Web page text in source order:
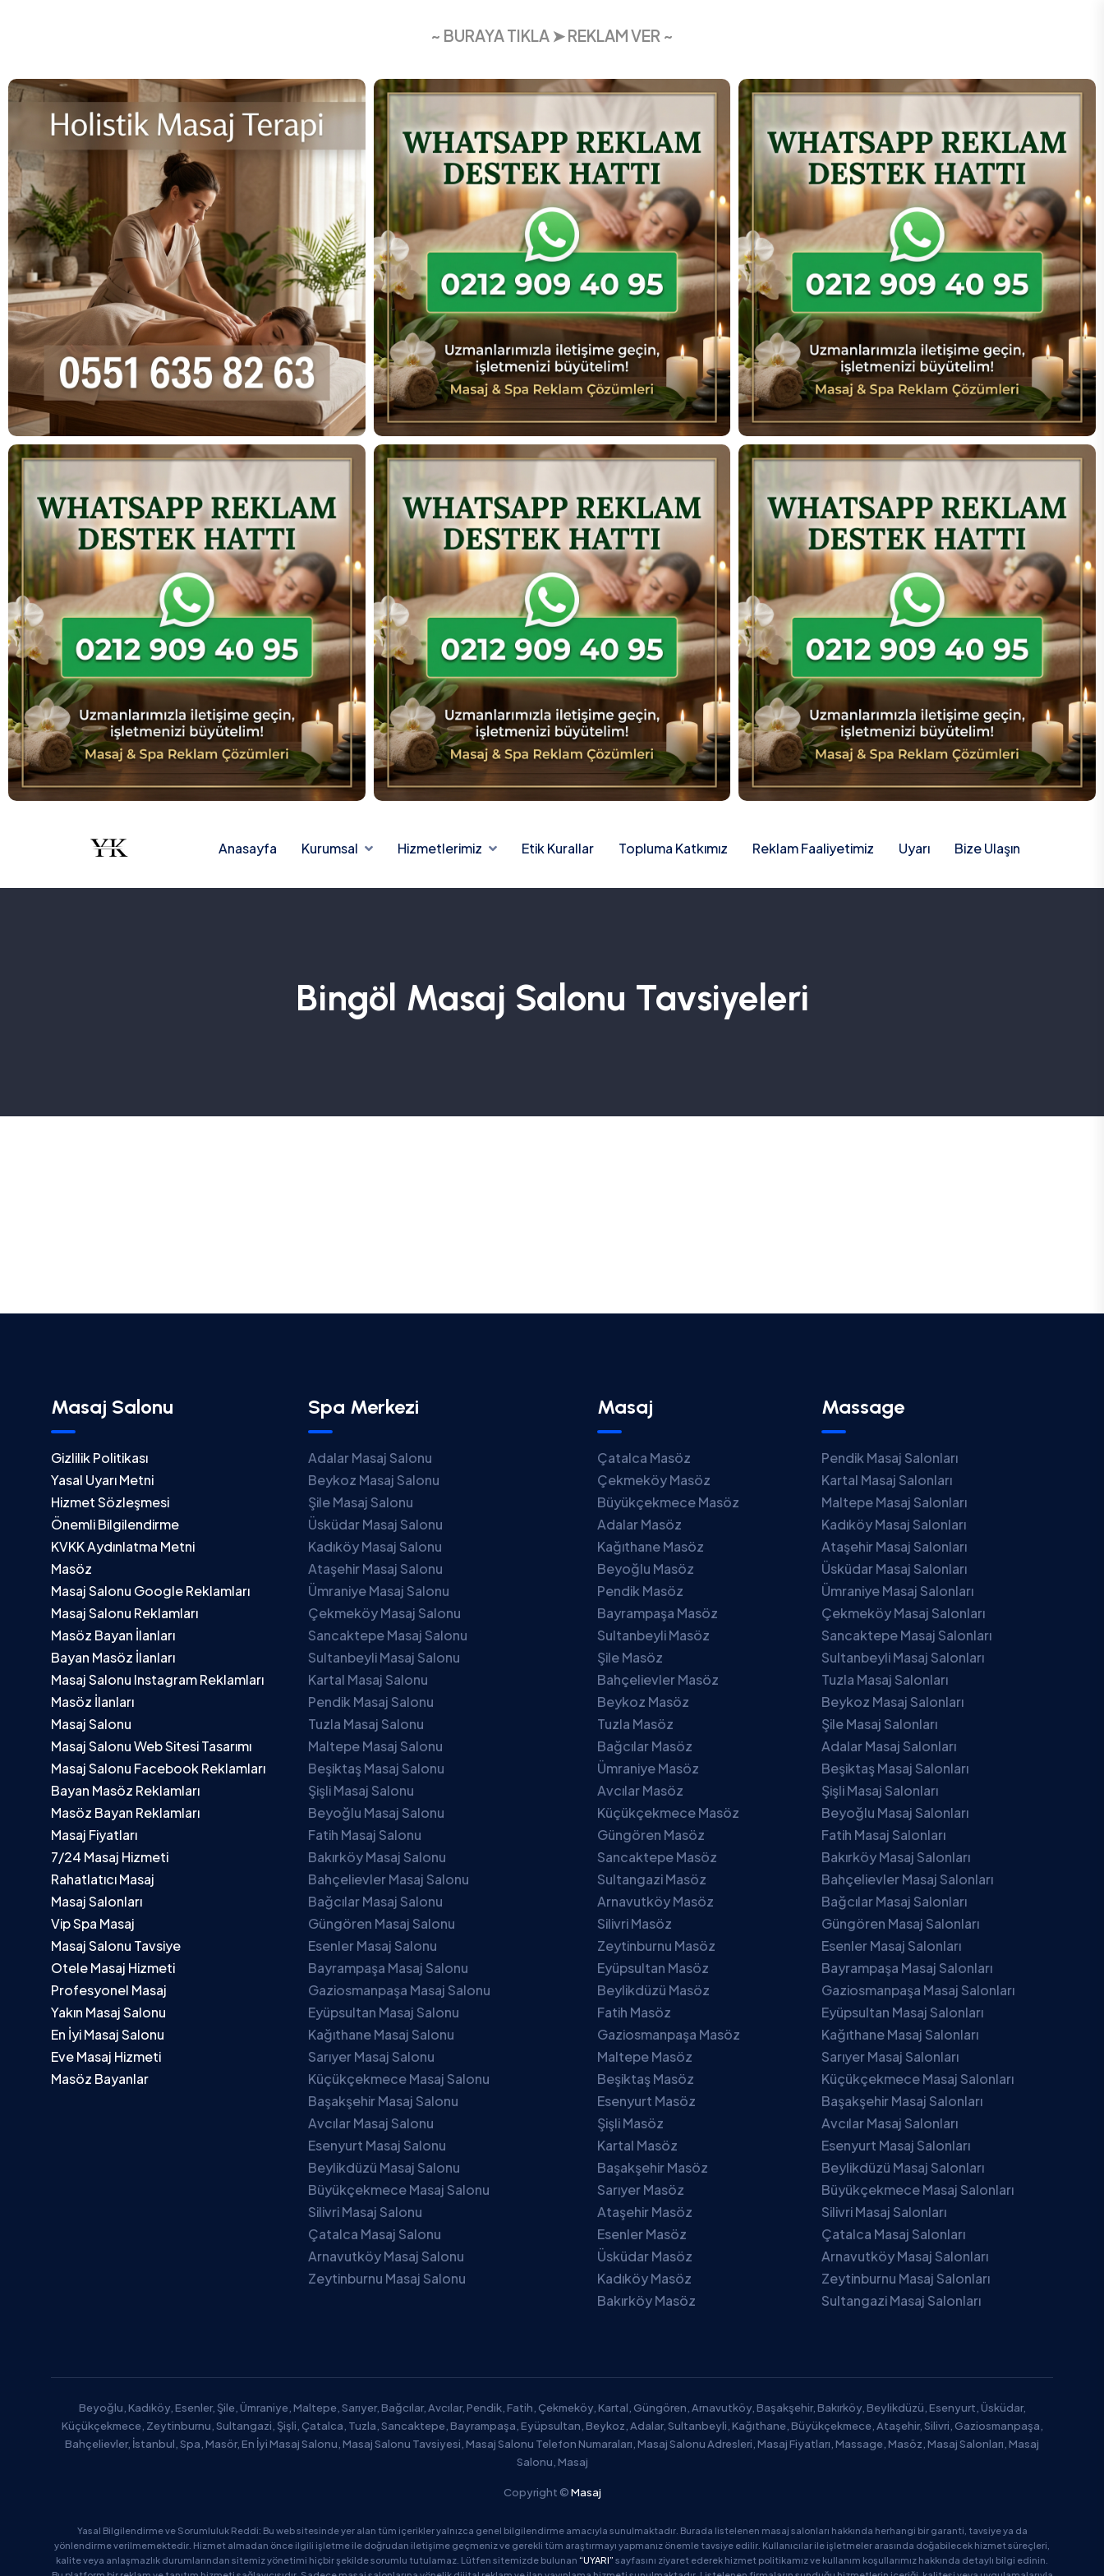
~ BURAYA TIKLA ➤ REKLAM VER ~
Anasayfa Kurumsal Hizmetlerimiz Etik Kurallar Topluma Katkımız Reklam Faaliyetimiz Uyarı Bize Ulaşın
Bingöl Masaj Salonu Tavsiyeleri
Masaj Salonu
Gizlilik Politikası
Yasal Uyarı Metni
Hizmet Sözleşmesi
Önemli Bilgilendirme
KVKK Aydınlatma Metni
Masöz
Masaj Salonu Google Reklamları
Masaj Salonu Reklamları
Masöz Bayan İlanları
Bayan Masöz İlanları
Masaj Salonu Instagram Reklamları
Masöz İlanları
Masaj Salonu
Masaj Salonu Web Sitesi Tasarımı
Masaj Salonu Facebook Reklamları
Bayan Masöz Reklamları
Masöz Bayan Reklamları
Masaj Fiyatları
7/24 Masaj Hizmeti
Rahatlatıcı Masaj
Masaj Salonları
Vip Spa Masaj
Masaj Salonu Tavsiye
Otele Masaj Hizmeti
Profesyonel Masaj
Yakın Masaj Salonu
En İyi Masaj Salonu
Eve Masaj Hizmeti
Masöz Bayanlar
Spa Merkezi
Adalar Masaj Salonu
Beykoz Masaj Salonu
Şile Masaj Salonu
Üsküdar Masaj Salonu
Kadıköy Masaj Salonu
Ataşehir Masaj Salonu
Ümraniye Masaj Salonu
Çekmeköy Masaj Salonu
Sancaktepe Masaj Salonu
Sultanbeyli Masaj Salonu
Kartal Masaj Salonu
Pendik Masaj Salonu
Tuzla Masaj Salonu
Maltepe Masaj Salonu
Beşiktaş Masaj Salonu
Şişli Masaj Salonu
Beyoğlu Masaj Salonu
Fatih Masaj Salonu
Bakırköy Masaj Salonu
Bahçelievler Masaj Salonu
Bağcılar Masaj Salonu
Güngören Masaj Salonu
Esenler Masaj Salonu
Bayrampaşa Masaj Salonu
Gaziosmanpaşa Masaj Salonu
Eyüpsultan Masaj Salonu
Kağıthane Masaj Salonu
Sarıyer Masaj Salonu
Küçükçekmece Masaj Salonu
Başakşehir Masaj Salonu
Avcılar Masaj Salonu
Esenyurt Masaj Salonu
Beylikdüzü Masaj Salonu
Büyükçekmece Masaj Salonu
Silivri Masaj Salonu
Çatalca Masaj Salonu
Arnavutköy Masaj Salonu
Zeytinburnu Masaj Salonu
Masaj
Çatalca Masöz
Çekmeköy Masöz
Büyükçekmece Masöz
Adalar Masöz
Kağıthane Masöz
Beyoğlu Masöz
Pendik Masöz
Bayrampaşa Masöz
Sultanbeyli Masöz
Şile Masöz
Bahçelievler Masöz
Beykoz Masöz
Tuzla Masöz
Bağcılar Masöz
Ümraniye Masöz
Avcılar Masöz
Küçükçekmece Masöz
Güngören Masöz
Sancaktepe Masöz
Sultangazi Masöz
Arnavutköy Masöz
Silivri Masöz
Zeytinburnu Masöz
Eyüpsultan Masöz
Beylikdüzü Masöz
Fatih Masöz
Gaziosmanpaşa Masöz
Maltepe Masöz
Beşiktaş Masöz
Esenyurt Masöz
Şişli Masöz
Kartal Masöz
Başakşehir Masöz
Sarıyer Masöz
Ataşehir Masöz
Esenler Masöz
Üsküdar Masöz
Kadıköy Masöz
Bakırköy Masöz
Massage
Pendik Masaj Salonları
Kartal Masaj Salonları
Maltepe Masaj Salonları
Kadıköy Masaj Salonları
Ataşehir Masaj Salonları
Üsküdar Masaj Salonları
Ümraniye Masaj Salonları
Çekmeköy Masaj Salonları
Sancaktepe Masaj Salonları
Sultanbeyli Masaj Salonları
Tuzla Masaj Salonları
Beykoz Masaj Salonları
Şile Masaj Salonları
Adalar Masaj Salonları
Beşiktaş Masaj Salonları
Şişli Masaj Salonları
Beyoğlu Masaj Salonları
Fatih Masaj Salonları
Bakırköy Masaj Salonları
Bahçelievler Masaj Salonları
Bağcılar Masaj Salonları
Güngören Masaj Salonları
Esenler Masaj Salonları
Bayrampaşa Masaj Salonları
Gaziosmanpaşa Masaj Salonları
Eyüpsultan Masaj Salonları
Kağıthane Masaj Salonları
Sarıyer Masaj Salonları
Küçükçekmece Masaj Salonları
Başakşehir Masaj Salonları
Avcılar Masaj Salonları
Esenyurt Masaj Salonları
Beylikdüzü Masaj Salonları
Büyükçekmece Masaj Salonları
Silivri Masaj Salonları
Çatalca Masaj Salonları
Arnavutköy Masaj Salonları
Zeytinburnu Masaj Salonları
Sultangazi Masaj Salonları
Beyoğlu, Kadıköy, Esenler, Şile, Ümraniye, Maltepe, Sarıyer, Bağcılar, Avcılar, Pendik, Fatih, Çekmeköy, Kartal, Güngören, Arnavutköy, Başakşehir, Bakırköy, Beylikdüzü, Esenyurt, Üsküdar,
Küçükçekmece, Zeytinburnu, Sultangazi, Şişli, Çatalca, Tuzla, Sancaktepe, Bayrampaşa, Eyüpsultan, Beykoz, Adalar, Sultanbeyli, Kağıthane, Büyükçekmece, Ataşehir, Silivri, Gaziosmanpaşa,
Bahçelievler, İstanbul, Spa, Masör, En İyi Masaj Salonu, Masaj Salonu Tavsiyesi, Masaj Salonu Telefon Numaraları, Masaj Salonu Adresleri, Masaj Fiyatları, Massage, Masöz, Masaj Salonları, Masaj
Salonu, Masaj
Copyright ©Masaj
Yasal Bilgilendirme ve Sorumluluk Reddi: Bu web sitesinde yer alan tüm içerikler yalnızca genel bilgilendirme amacıyla sunulmaktadır. Burada listelenen masaj salonları hakkında herhangi bir garanti, tavsiye ya da
yönlendirme verilmemektedir. Hizmet almadan önce ilgili işletme ile doğrudan iletişime geçmeniz ve gerekli tüm araştırmayı yapmanız önemle tavsiye edilir. Kullanıcılar ile işletmeler arasında doğabilecek hizmet süreçleri,
kalite veya anlaşmazlık durumlarından sitemiz yönetimi hiçbir şekilde sorumlu tutulamaz. Lütfen sitemizde bulunan “UYARI” sayfasını ziyaret ederek hizmet politikamız ve kullanım koşullarımız hakkında detaylı bilgi edinin.